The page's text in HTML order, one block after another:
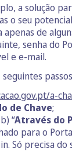
a solução
o seu
de
senha do
e e-mail.
a-
de Chave;
“Através do
para o
Só precisa do